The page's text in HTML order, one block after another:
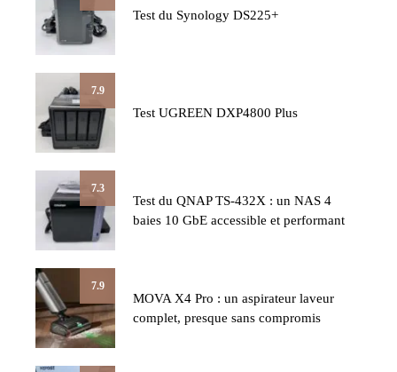
Test du Synology DS225+
7.9
Test UGREEN DXP4800 Plus
7.3
Test du QNAP TS-432X : un NAS 4
baies 10 GbE accessible et performant
7.9
MOVA X4 Pro : un aspirateur laveur
complet, presque sans compromis